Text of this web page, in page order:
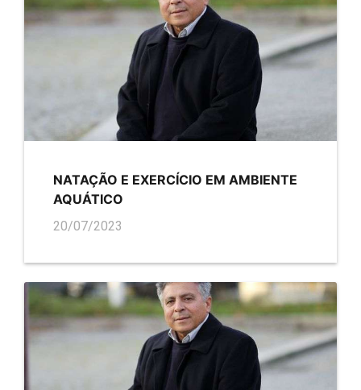
NATAÇÃO E EXERCÍCIO EM AMBIENTE
AQUÁTICO
20/07/2023